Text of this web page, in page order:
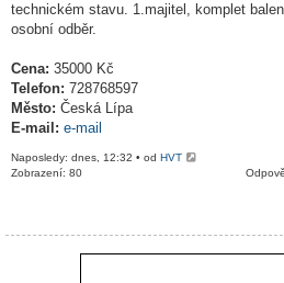
technickém stavu. 1.majitel, komplet
osobní odběr.
Cena: 35000 Kč
Telefon: 728768597
Město: Česká Lípa
E-mail: e-mail
Naposledy: dnes, 12:32 • od HVT
Zobrazení: 80